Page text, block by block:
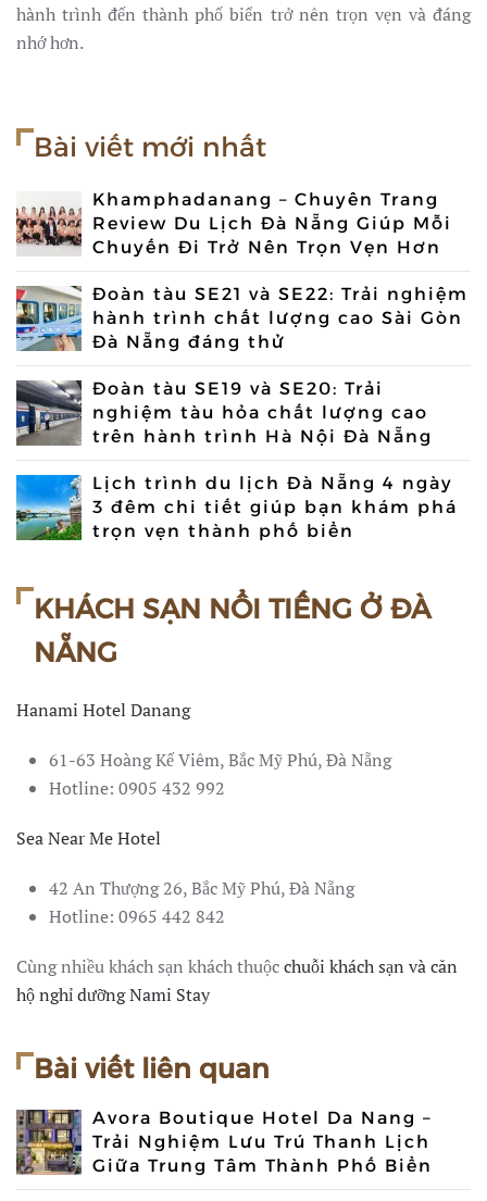
hành trình đến thành phố biển trở nên trọn vẹn và đáng
nhớ hơn.
Bài viết mới nhất
Khamphadanang – Chuyên Trang
Review Du Lịch Đà Nẵng Giúp Mỗi
Chuyến Đi Trở Nên Trọn Vẹn Hơn
Đoàn tàu SE21 và SE22: Trải nghiệm
hành trình chất lượng cao Sài Gòn
Đà Nẵng đáng thử
Đoàn tàu SE19 và SE20: Trải
nghiệm tàu hỏa chất lượng cao
trên hành trình Hà Nội Đà Nẵng
Lịch trình du lịch Đà Nẵng 4 ngày
3 đêm chi tiết giúp bạn khám phá
trọn vẹn thành phố biển
KHÁCH SẠN NỔI TIẾNG Ở ĐÀ
NẴNG
Hanami Hotel Danang
61-63 Hoàng Kế Viêm, Bắc Mỹ Phú, Đà Nẵng
Hotline: 0905 432 992
Sea Near Me Hotel
42 An Thượng 26, Bắc Mỹ Phú, Đà Nẵng
Hotline: 0965 442 842
Cùng nhiều khách sạn khách thuộcchuỗi khách sạn và căn
hộ nghỉ dưỡng Nami Stay
Bài viết liên quan
Avora Boutique Hotel Da Nang –
Trải Nghiệm Lưu Trú Thanh Lịch
Giữa Trung Tâm Thành Phố Biển